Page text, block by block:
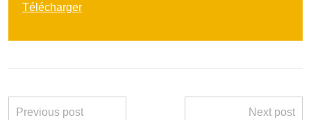
Télécharger
Previous post Next post